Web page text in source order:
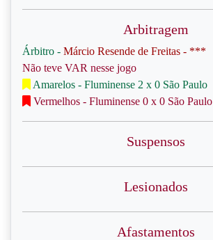
Arbitragem
Árbitro - Márcio Resende de Freitas - ***
Não teve VAR nesse jogo
Amarelos - Fluminense 2 x 0 São Paulo
Vermelhos - Fluminense 0 x 0 São Paulo
Suspensos
Lesionados
Afastamentos